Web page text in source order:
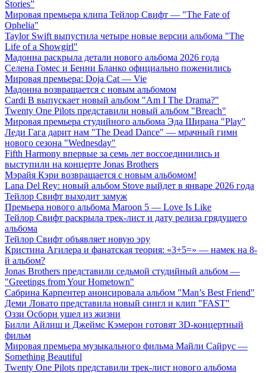
Stories”
Мировая премьера клипа Тейлор Свифт — "The Fate of
Ophelia"
Taylor Swift выпустила четыре новые версии альбома "The
Life of a Showgirl"
Мадонна раскрыла детали нового альбома 2026 года
Селена Гомес и Бенни Бланко официально поженились
Мировая премьера: Doja Cat — Vie
Мадонна возвращается с новым альбомом
Cardi B выпускает новый альбом "Am I The Drama?"
Twenty One Pilots представили новый альбом "Breach"
Мировая премьера студийного альбома Эда Ширана "Play"
Леди Гага дарит нам "The Dead Dance" — мрачный гимн
нового сезона "Wednesday"
Fifth Harmony впервые за семь лет воссоединились и
выступили на концерте Jonas Brothers
Мэрайя Кэри возвращается с новым альбомом!
Lana Del Rey: новый альбом Stove выйдет в январе 2026 года
Тейлор Свифт выходит замуж
Премьера нового альбома Maroon 5 — Love Is Like
Тейлор Свифт раскрыла трек-лист и дату релиза грядущего
альбома
Тейлор Свифт объявляет новую эру
Кристина Агилера и фанатская теория: «3+5=» — намек на 8-
й альбом?
Jonas Brothers представили седьмой студийный альбом —
"Greetings from Your Hometown"
Сабрина Карпентер анонсировала альбом "Man’s Best Friend"
Деми Ловато представила новый сингл и клип "FAST"
Оззи Осборн ушел из жизни
Билли Айлиш и Джеймс Кэмерон готовят 3D-концертный
фильм
Мировая премьера музыкального фильма Майли Сайрус —
Something Beautiful
Twenty One Pilots представили трек-лист нового альбома